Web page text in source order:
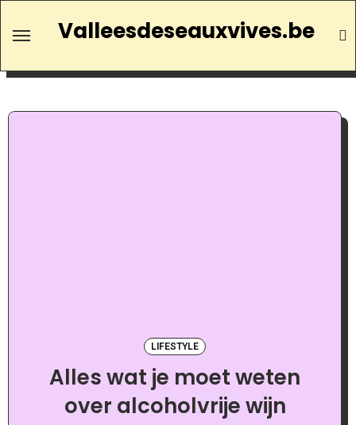
Valleesdeseauxvives.be
LIFESTYLE
Alles wat je moet weten
over alcoholvrije wijn